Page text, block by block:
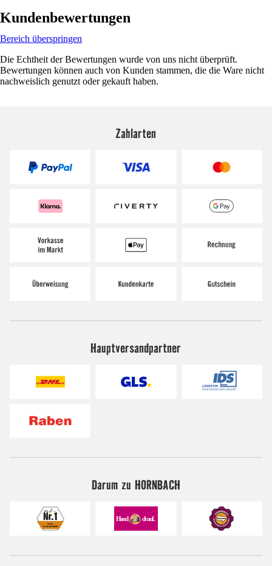
Kundenbewertungen
Bereich überspringen
Die Echtheit der Bewertungen wurde von uns nicht überprüft.
Bewertungen können auch von Kunden stammen, die die Ware nicht
nachweislich genutzt oder gekauft haben.
Zahlarten
Hauptversandpartner
Darum zu HORNBACH